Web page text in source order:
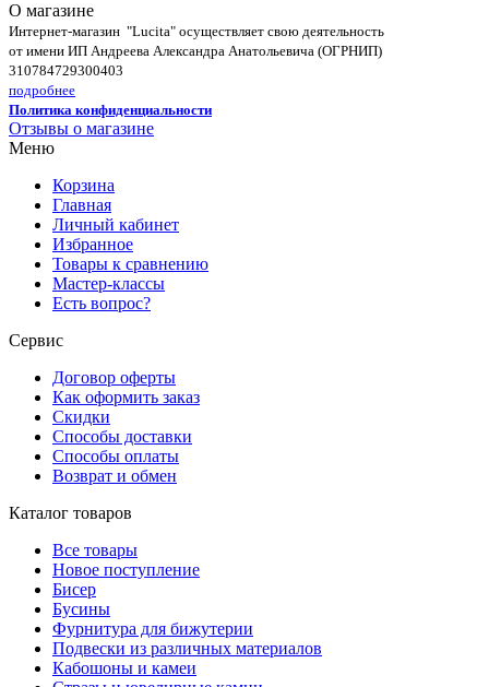
О магазине
Интернет-магазин "Lucita" осуществляет свою деятельность
от имени ИП Андреева Александра Анатольевича (ОГРНИП)
310784729300403
подробнее
Политика конфиденциальности
Отзывы о магазине
Меню
Корзина
Главная
Личный кабинет
Избранное
Товары к сравнению
Мастер-классы
Есть вопрос?
Сервис
Договор оферты
Как оформить заказ
Скидки
Способы доставки
Способы оплаты
Возврат и обмен
Каталог товаров
Все товары
Новое поступление
Бисер
Бусины
Фурнитура для бижутерии
Подвески из различных материалов
Кабошоны и камеи